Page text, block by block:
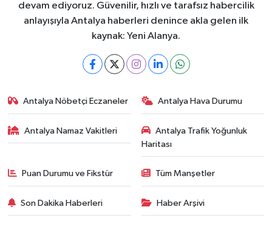
devam ediyoruz. Güvenilir, hızlı ve tarafsız habercilik
anlayışıyla Antalya haberleri denince akla gelen ilk
kaynak: Yeni Alanya.
Antalya Nöbetçi Eczaneler Antalya Hava Durumu
Antalya Namaz Vakitleri
Antalya Trafik Yoğunluk
Haritası
Puan Durumu ve Fikstür Tüm Manşetler
Son Dakika Haberleri Haber Arşivi